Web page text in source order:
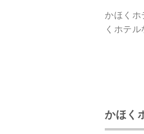
かほくホ
くホテ
かほく